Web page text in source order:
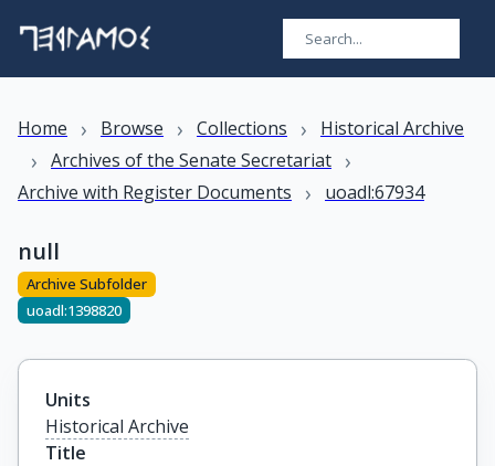
Home › Browse › Collections › Historical Archive
› Archives of the Senate Secretariat ›
Archive with Register Documents › uoadl:67934
null
Archive Subfolder
uoadl:1398820
Units
Historical Archive
Title